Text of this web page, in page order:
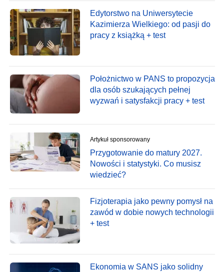
Edytorstwo na Uniwersytecie
Kazimierza Wielkiego: od pasji do
pracy z książką + test
Położnictwo w PANS to propozycja
dla osób szukających pełnej
wyzwań i satysfakcji pracy + test
Artykuł sponsorowany
Przygotowanie do matury 2027.
Nowości i statystyki. Co musisz
wiedzieć?
Fizjoterapia jako pewny pomysł na
zawód w dobie nowych technologii
+ test
Ekonomia w SANS jako solidny